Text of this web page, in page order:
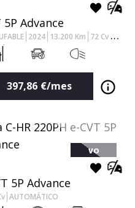
5P Advance
2024 13.200 Km 72 Cv
397,86 €/mes
VO
5P Advance
AUTOMÁTICO